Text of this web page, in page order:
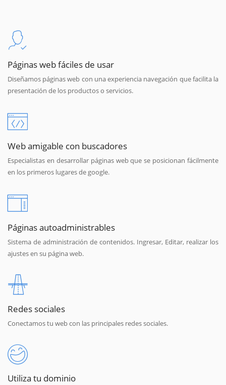
Páginas web fáciles de usar
Diseñamos páginas web con una experiencia navegación que facilita la
presentación de los productos o servicios.
Web amigable con buscadores
Especialistas en desarrollar páginas web que se posicionan fácilmente
en los primeros lugares de google.
Páginas autoadministrables
Sistema de administración de contenidos. Ingresar, Editar, realizar los
ajustes en su página web.
Redes sociales
Conectamos tu web con las principales redes sociales.
Utiliza tu dominio